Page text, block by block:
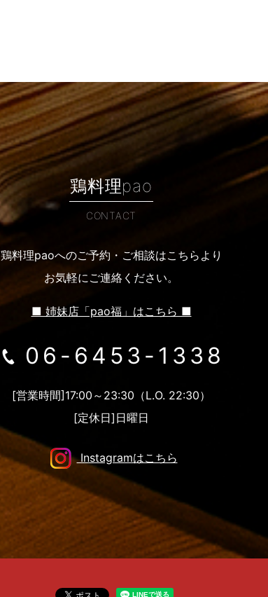
鶏料理pao
CONTACT
鶏料理paoへのご予約・ご相談はこちらより
お気軽にご連絡ください。
■ 姉妹店「pao福」はこちら ■
06-6453-1338
[営業時間]17:00～23:30（L.O. 22:30）
[定休日]日曜日
Instagramはこちら